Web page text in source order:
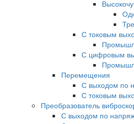
С токовым
С цифровым
Перемещения
С выходом по
С токовым
Преобразователь
С выходом по